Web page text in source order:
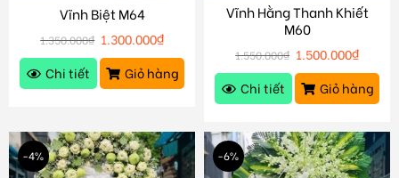
Vĩnh Biệt M64
1.350.000₫ 1.300.000₫
Chi tiết
Giỏ hàng
Vĩnh Hằng Thanh Khiết
M60
1.550.000₫ 1.500.000₫
Chi tiết
Giỏ hàng
-4% -6%